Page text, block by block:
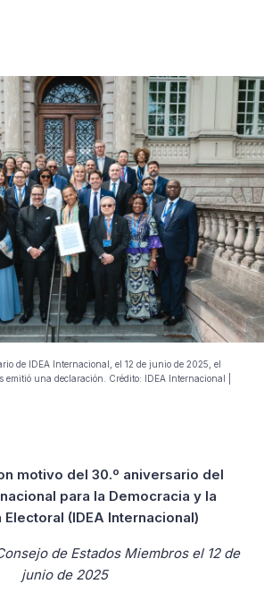
de IDEA Internacional, el 12 de junio de 2025, el
emitió una declaración. Crédito: IDEA Internacional |
motivo del 30.º aniversario del
para la Democracia y la
(IDEA Internacional)
de Estados Miembros el 12 de
junio de 2025